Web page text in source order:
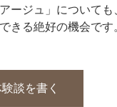
ージュ」についても
きる絶好の機会です
談を書く